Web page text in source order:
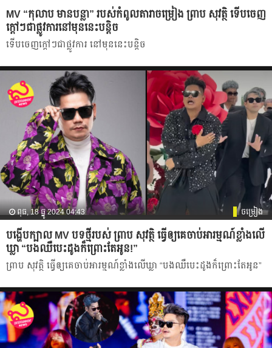
MV “កុលាប មានបន្លា” របស់កំពូលតារាចម្រៀង ព្រាប សុវត្ថិ ទើបចេញ
ក្ដៅៗជាផ្លូវការនៅមុននេះបន្ដិច
ទើបចេញក្ដៅៗជាផ្លូវការ​ នៅមុននេះបន្ដិច
ពុធ, 18 ធ្នូ 2024 04:43 ចម្រៀង
បង្ហើបក្បាល MV បទថ្មីរបស់ ព្រាប សុវត្ថិ ធ្វើឲ្យគេចាប់អារម្មណ៍ខ្លាំងលើ
ឃ្លា “បងឈឺបេះដូងក៏ព្រោះតែអូន!”
ព្រាប សុវត្ថិ ធ្វើឲ្យគេចាប់អារម្មណ៍ខ្លាំងលើឃ្លា “បងឈឺបេះដូងក៏ព្រោះតែអូន”